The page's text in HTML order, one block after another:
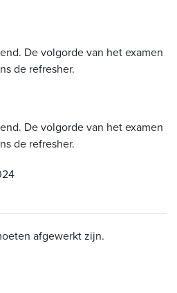
De volgorde van het examen
de refresher.
De volgorde van het examen
de refresher.
afgewerkt zijn.